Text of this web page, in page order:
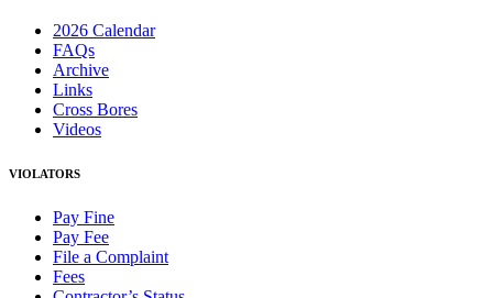
2026 Calendar
FAQs
Archive
Links
Cross Bores
Videos
VIOLATORS
Pay Fine
Pay Fee
File a Complaint
Fees